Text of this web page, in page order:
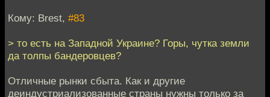
Кому: Brest, #83
> то есть на Западной Украине? Горы, чутка земли
да толпы бандеровцев?
Отличные рынки сбыта. Как и другие
деиндустриализованные страны нужны только за